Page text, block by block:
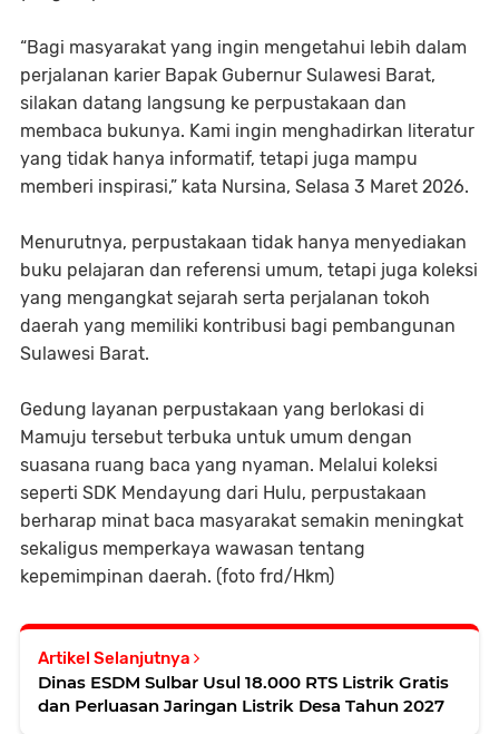
“Bagi masyarakat yang ingin mengetahui lebih dalam
perjalanan karier Bapak Gubernur Sulawesi Barat,
silakan datang langsung ke perpustakaan dan
membaca bukunya. Kami ingin menghadirkan literatur
yang tidak hanya informatif, tetapi juga mampu
memberi inspirasi,” kata Nursina, Selasa 3 Maret 2026.
Menurutnya, perpustakaan tidak hanya menyediakan
buku pelajaran dan referensi umum, tetapi juga koleksi
yang mengangkat sejarah serta perjalanan tokoh
daerah yang memiliki kontribusi bagi pembangunan
Sulawesi Barat.
Gedung layanan perpustakaan yang berlokasi di
Mamuju tersebut terbuka untuk umum dengan
suasana ruang baca yang nyaman. Melalui koleksi
seperti SDK Mendayung dari Hulu, perpustakaan
berharap minat baca masyarakat semakin meningkat
sekaligus memperkaya wawasan tentang
kepemimpinan daerah. (foto frd/Hkm)
Artikel Selanjutnya
Dinas ESDM Sulbar Usul 18.000 RTS Listrik Gratis
dan Perluasan Jaringan Listrik Desa Tahun 2027